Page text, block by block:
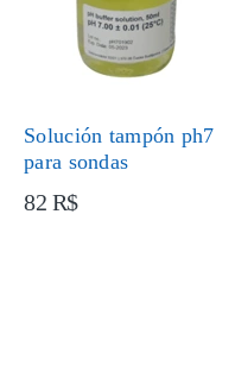
Solución tampón ph7
para sondas
82 R$